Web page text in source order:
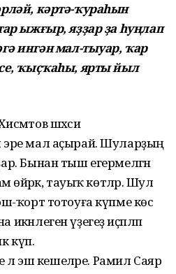
кәртә-ҡураһын
ыжғыр, яҙҙар ҙа һуңлап
ингән мал-тыуар, ҡар
ҡыҫҡаһы, ярты йыл
шәхси
мал аҫырай. Шуларҙың
Бынан тыш егермеләгән
өйрәк, тауыҡ көтәләр. Шул
ҡорт тотоуға күпме көс
үҙегеҙ иҫәпләп
күп.
лә эш кешеләре. Рамил Саяр